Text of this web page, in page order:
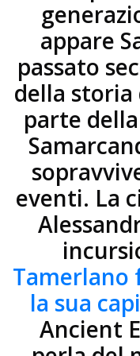
appare
passato
della
parte
eventi. La
Tamerlano
la sua
Ancient